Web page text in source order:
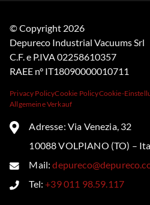
© Copyright 2026
Depureco Industrial Vacuums Srl
C.F. e P.IVA 02258610357
RAEE n° IT18090000010711
Privacy PolicyCookie PolicyCookie-
Allgemeine Verkauf
Adresse: Via Venezia, 32
10088 VOLPIANO (TO) –
Mail:
Tel:+39 011 98.59.117